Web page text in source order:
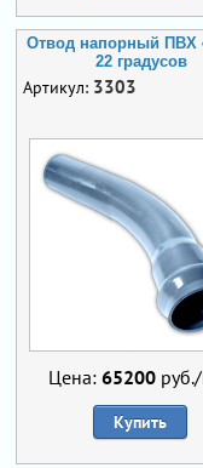
Отвод напорный ПВХ
22 градусов
Артикул: 3303
Цена: 65200
Купить